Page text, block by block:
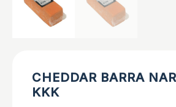
CHEDDAR BARRA
KKK